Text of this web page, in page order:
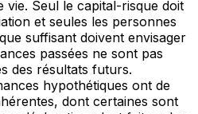
vie. Seul le capital-risque doit
et seules les personnes
suffisant doivent envisager
passées ne sont pas
des résultats futurs.
hypothétiques ont de
dont certaines sont